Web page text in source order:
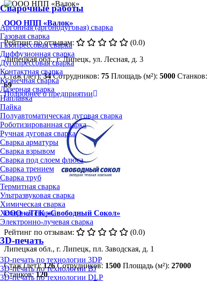
Сварочные работы
Аргонная (аргонодуговая) сварка
Газовая сварка
Газопрессовая сварка
Диффузионная сварка
Дугопрессовая сварка
Контактная сварка
Кузнечная сварка
Лазерная сварка
Наплавка
Пайка
Полуавтоматическая дуговая сварка
Роботизированная сварка
Ручная дуговая сварка
Сварка арматуры
Сварка взрывом
Сварка под слоем флюса
Сварка трением
Сварка труб
Термитная сварка
Ультразвуковая сварка
Химическая сварка
Холодная сварка
Электронно-лучевая сварка
3D-печать
3D-печать по технологии 3DP
3D-печать по технологии BJ
3D-печать по технологии DLP
ООО НПП «Валок»
Рейтинг по отзывам:
(0.0)
Липецкая обл., г. Липецк, ул. Лесная, д. 3
Стаж (лет):34 Сотрудников: 75 Площадь (м²): 5000 Станков:
69
Подробнее о предприятии
ООО «ЛТК «Свободный Сокол»
Рейтинг по отзывам:
(0.0)
Липецкая обл., г. Липецк, пл. Заводская, д. 1
Стаж (лет):126 Сотрудников: 1500 Площадь (м²): 27000
Станков:120